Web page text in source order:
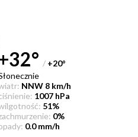
/ +20°
NNW 8 km/h
1007 hPa
51%
0%
0.0 mm/h